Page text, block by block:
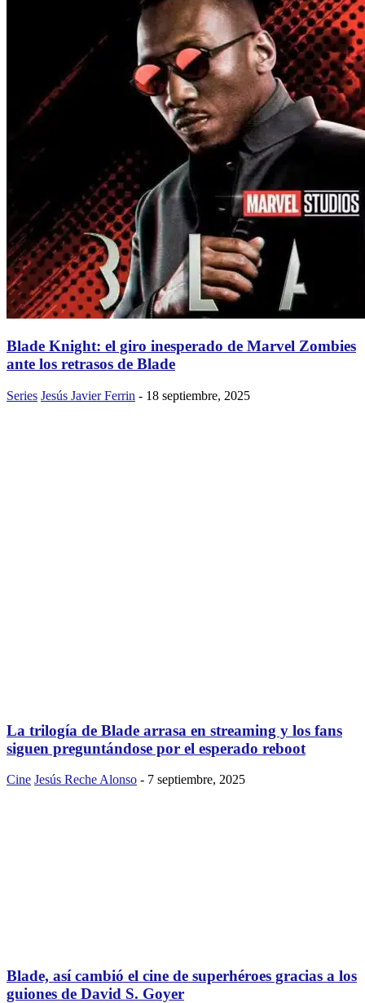
Blade Knight: el giro inesperado de Marvel Zombies
ante los retrasos de Blade
Series Jesús Javier Ferrin - 18 septiembre, 2025
La trilogía de Blade arrasa en streaming y los fans
siguen preguntándose por el esperado reboot
Cine Jesús Reche Alonso - 7 septiembre, 2025
Blade, así cambió el cine de superhéroes gracias a los
guiones de David S. Goyer